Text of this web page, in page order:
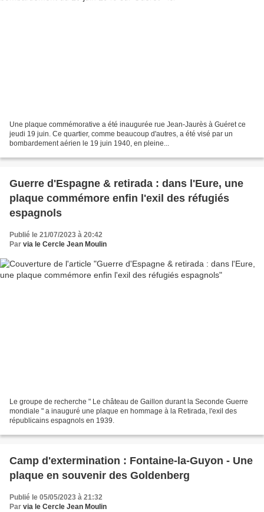
Une plaque commémorative a été inaugurée rue Jean-Jaurès à Guéret ce
jeudi 19 juin. Ce quartier, comme beaucoup d'autres, a été visé par un
bombardement aérien le 19 juin 1940, en pleine...
Guerre d'Espagne & retirada : dans l'Eure, une
plaque commémore enfin l'exil des réfugiés
espagnols
Publié le 21/07/2023 à 20:42
Par via le Cercle Jean Moulin
Le groupe de recherche " Le château de Gaillon durant la Seconde Guerre
mondiale " a inauguré une plaque en hommage à la Retirada, l'exil des
républicains espagnols en 1939.
Camp d'extermination : Fontaine-la-Guyon - Une
plaque en souvenir des Goldenberg
Publié le 05/05/2023 à 21:32
Par via le Cercle Jean Moulin